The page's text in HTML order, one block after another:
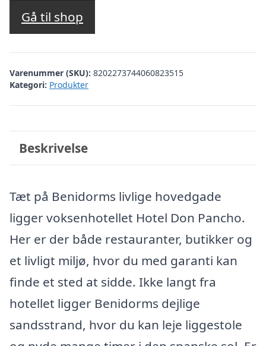
Gå til shop
Varenummer (SKU): 8202273744060823515
Kategori: Produkter
Beskrivelse
Tæt på Benidorms livlige hovedgade
ligger voksenhotellet Hotel Don Pancho.
Her er der både restauranter, butikker og
et livligt miljø, hvor du med garanti kan
finde et sted at sidde. Ikke langt fra
hotellet ligger Benidorms dejlige
sandsstrand, hvor du kan leje liggestole